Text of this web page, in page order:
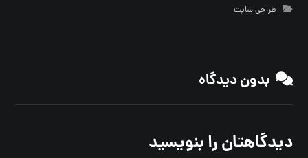
طراحی سایت
بدون دیدگاه
دیدگاهتان را بنویسید